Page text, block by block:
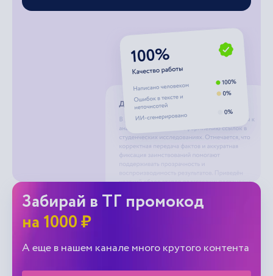
Забирай в ТГ промокод
на 1000 ₽
А еще в нашем канале много крутого контента